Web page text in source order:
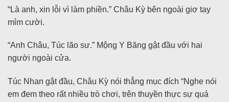
“Là anh, xin lỗi vì làm phiền.” Châu Kỳ bên ngoài giơ tay
mỉm cười.
“Anh Châu, Túc lão sư.” Mộng Y Băng gật đầu với hai
người ngoài cửa.
Túc Nhan gật đầu, Châu Kỳ nói thẳng mục đích “Nghe nói
em đem theo rất nhiều trò chơi, trên thuyền thực sự quá